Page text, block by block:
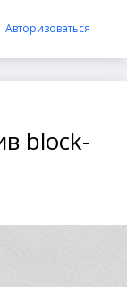
Авторизоваться
block-